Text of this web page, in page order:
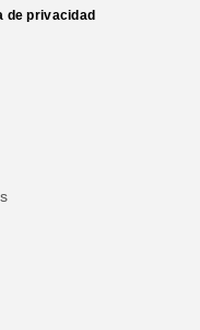
de privacidad